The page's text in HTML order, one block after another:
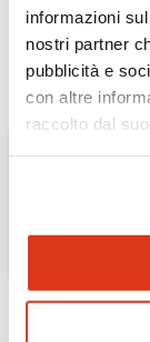
informazioni
nostri partner
pubblicità e
con altre
raccolto dal
Scopri l'Hotel »